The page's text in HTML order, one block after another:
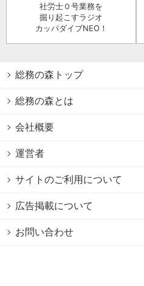
社労士０号業務を
掘り起こすラジオ
カッパダイブNEO！
総務の森トップ
総務の森とは
会社概要
運営者
サイトのご利用について
広告掲載について
お問い合わせ